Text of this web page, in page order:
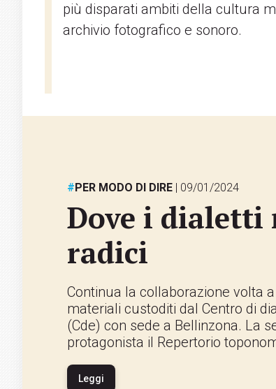
più disparati ambiti della cultura
archivio fotografico e sonoro.
#PER MODO DI DIRE | 09/01/2024
Dove i dialetti
radici
Continua la collaborazione volta
materiali custoditi dal Centro di
(Cde) con sede a Bellinzona. La
protagonista il Repertorio
Leggi